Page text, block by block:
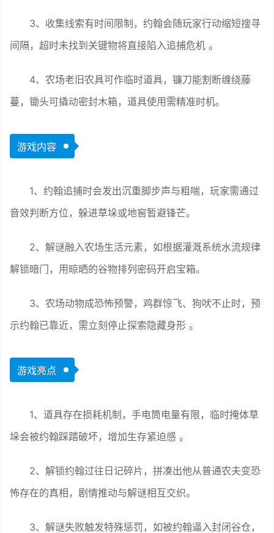
3、收集线索有时间限制，约翰会随玩家行动缩短搜寻
间隔，超时未找到关键物将直接陷入追捕危机 。
4、农场老旧农具可作临时道具，镰刀能割断缠绕藤
蔓，锄头可撬动密封木箱，道具使用需精准时机。
游戏内容
1、约翰追捕时会发出沉重脚步声与粗喘，玩家需通过
音效判断方位，躲进草垛或地窖暂避锋芒。
2、解谜融入农场生活元素，如根据灌溉系统水流规律
解锁暗门，用晾晒的谷物排列密码开启宝箱。
3、农场动物成恐怖预警，鸡群惊飞、狗吠不止时，预
示约翰已靠近，需立刻停止探索隐藏身形 。
游戏亮点
1、道具存在损耗机制，手电筒电量有限，临时掩体草
垛会被约翰踩踏破坏，增加生存紧迫感 。
2、解锁约翰过往日记碎片，拼凑出他从普通农夫变恐
怖存在的真相，剧情推动与解谜相互交织。
3、解谜失败触发特殊惩罚，如被约翰逼入封闭谷仓，